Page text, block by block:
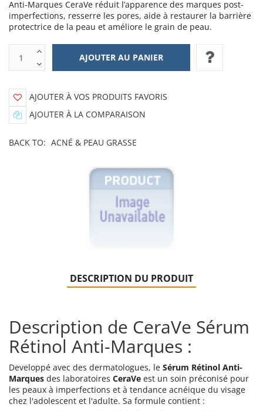
Anti-Marques CeraVe réduit l’apparence des marques post-
imperfections, resserre les pores, aide à restaurer la barrière
protectrice de la peau et améliore le grain de peau.
AJOUTER À VOS PRODUITS FAVORIS
AJOUTER À LA COMPARAISON
BACK TO: ACNÉ & PEAU GRASSE
DESCRIPTION DU PRODUIT
Description de CeraVe Sérum
Rétinol Anti-Marques :
Developpé avec des dermatologues, le Sérum Rétinol Anti-
Marques des laboratoires CeraVe est un soin préconisé pour
les peaux à imperfections et à tendance acnéique du visage
chez l'adolescent et l'adulte. Sa formule contient :